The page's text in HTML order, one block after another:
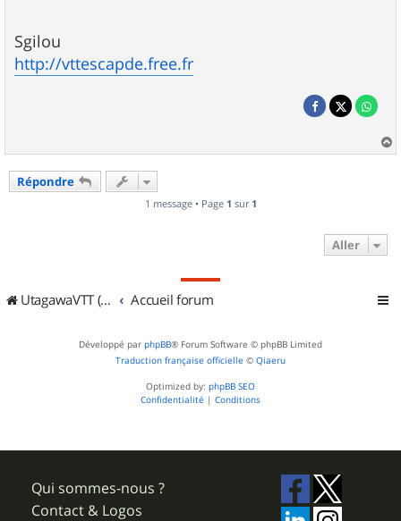
Sgilou
http://vttescapde.free.fr
a
Répondre
1 message • Page 1 sur 1
Aller
UtagawaVTT (Randos VTT et VTTAE avec traces GPS) Accueil forum
Développé par phpBB® Forum Software © phpBB Limited
Traduction française officielle © Qiaeru
Optimized by: phpBB SEO
Confidentialité | Conditions
Qui sommes-nous ?
Contact & Logos